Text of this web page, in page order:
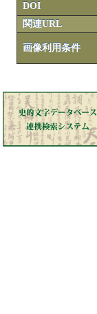
DOI
関連URL
画像利用条件